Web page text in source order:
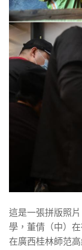
這是一張拼版照
學，董倩（中）
在廣西桂林師范